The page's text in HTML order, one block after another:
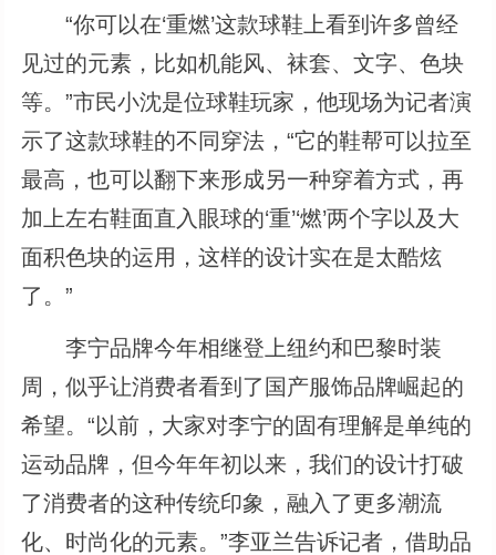
“你可以在‘重燃’这款球鞋上看到许多曾经
见过的元素，比如机能风、袜套、文字、色块
等。”市民小沈是位球鞋玩家，他现场为记者演
示了这款球鞋的不同穿法，“它的鞋帮可以拉至
最高，也可以翻下来形成另一种穿着方式，再
加上左右鞋面直入眼球的‘重’‘燃’两个字以及大
面积色块的运用，这样的设计实在是太酷炫
了。”
李宁品牌今年相继登上纽约和巴黎时装
周，似乎让消费者看到了国产服饰品牌崛起的
希望。“以前，大家对李宁的固有理解是单纯的
运动品牌，但今年年初以来，我们的设计打破
了消费者的这种传统印象，融入了更多潮流
化、时尚化的元素。”李亚兰告诉记者，借助品